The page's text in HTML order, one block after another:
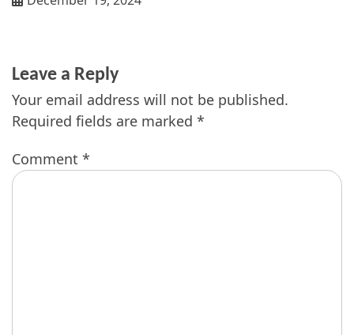
Leave a Reply
Your email address will not be published.
Required fields are marked *
Comment *